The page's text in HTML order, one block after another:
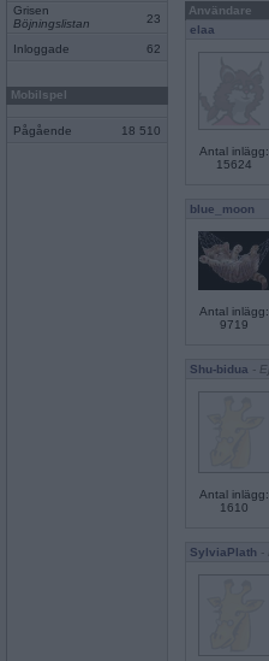
Grisen
Böjningslistan
23
Inloggade 62
Mobilspel
Pågående 18 510
Användare
elaa
Antal inlägg:
15624
blue_moon
Antal inlägg:
9719
Shu-bidua -
Antal inlägg:
1610
SylviaPlath -